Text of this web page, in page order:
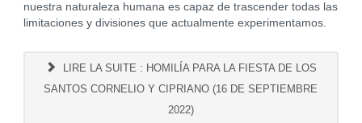
nuestra naturaleza humana es capaz de trascender todas las
limitaciones y divisiones que actualmente experimentamos.
LIRE LA SUITE : HOMILÍA PARA LA FIESTA DE LOS
SANTOS CORNELIO Y CIPRIANO (16 DE SEPTIEMBRE
2022)